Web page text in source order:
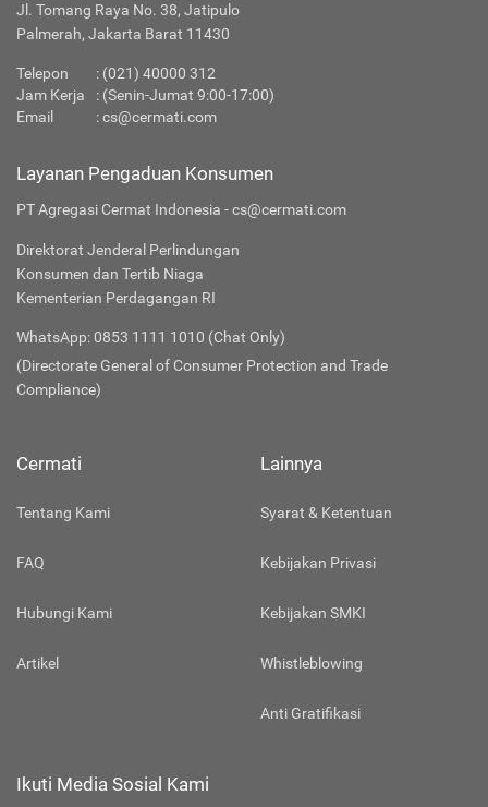
Jl. Tomang Raya No. 38, Jatipulo
Palmerah, Jakarta Barat 11430
Telepon : (021) 40000 312
Jam Kerja
: (Senin-Jumat 9:00-17:00)
Email
:cs@cermati.com
Layanan Pengaduan Konsumen
PT Agregasi Cermat Indonesia - cs@cermati.com
Direktorat Jenderal Perlindungan
Konsumen dan Tertib Niaga
Kementerian Perdagangan RI
WhatsApp: 0853 1111 1010 (Chat Only)
(Directorate General of Consumer Protection and Trade
Compliance)
Cermati
Tentang Kami
FAQ
Hubungi Kami
Artikel
Lainnya
Syarat & Ketentuan
Kebijakan Privasi
Kebijakan SMKI
Whistleblowing
Anti Gratifikasi
Ikuti Media Sosial Kami